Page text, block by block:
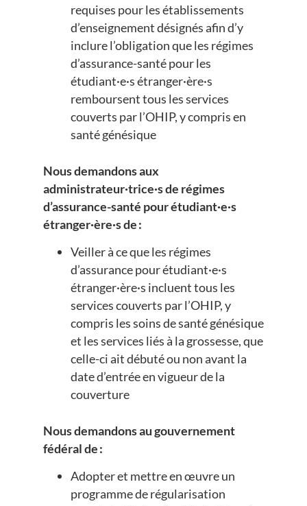
requises pour les établissements
d’enseignement désignés afin d’y
inclure l’obligation que les régimes
d’assurance-santé pour les
étudiant·e·s étranger·ère·s
remboursent tous les services
couverts par l’OHIP, y compris en
santé génésique
Nous demandons aux
administrateur·trice·s de régimes
d’assurance-santé pour étudiant·e·s
étranger·ère·s de :
Veiller à ce que les régimes
d’assurance pour étudiant·e·s
étranger·ère·s incluent tous les
services couverts par l’OHIP, y
compris les soins de santé génésique
et les services liés à la grossesse, que
celle-ci ait débuté ou non avant la
date d’entrée en vigueur de la
couverture
Nous demandons au gouvernement
fédéral de :
Adopter et mettre en œuvre un
programme de régularisation